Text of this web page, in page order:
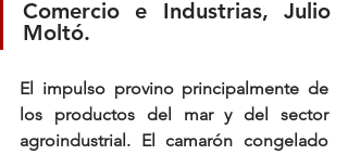
Comercio e Industrias, Julio
Moltó.
El impulso provino principalmente de
los productos del mar y del sector
agroindustrial. El camarón congelado